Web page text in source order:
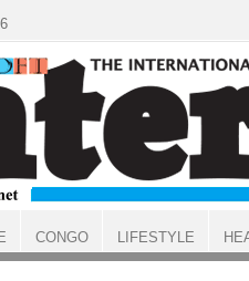
CONGO LIFESTYLE